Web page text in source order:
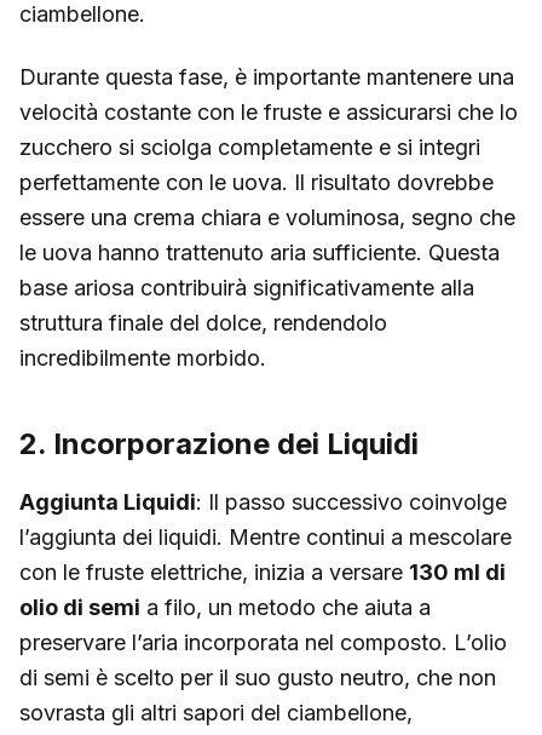
ciambellone.
Durante questa fase, è importante mantenere una
velocità costante con le fruste e assicurarsi che lo
zucchero si sciolga completamente e si integri
perfettamente con le uova. Il risultato dovrebbe
essere una crema chiara e voluminosa, segno che
le uova hanno trattenuto aria sufficiente. Questa
base ariosa contribuirà significativamente alla
struttura finale del dolce, rendendolo
incredibilmente morbido.
2. Incorporazione dei Liquidi
Aggiunta Liquidi: Il passo successivo coinvolge
l’aggiunta dei liquidi. Mentre continui a mescolare
con le fruste elettriche, inizia a versare 130 ml di
olio di semi a filo, un metodo che aiuta a
preservare l’aria incorporata nel composto. L’olio
di semi è scelto per il suo gusto neutro, che non
sovrasta gli altri sapori del ciambellone,